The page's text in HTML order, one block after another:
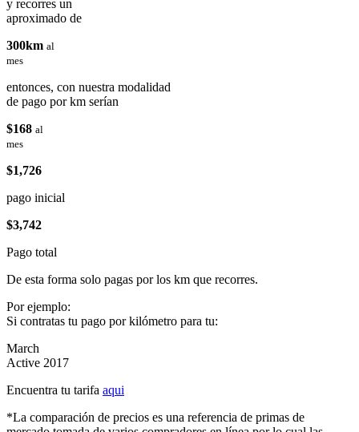
y recorres un
aproximado de
300km al
mes
entonces, con nuestra modalidad
de pago por km serían
$168 al
mes
$1,726
pago inicial
$3,742
Pago total
De esta forma solo pagas por los km que recorres.
Por ejemplo:
Si contratas tu pago por kilómetro para tu:
March
Active 2017
Encuentra tu tarifa aqui
*La comparación de precios es una referencia de primas de